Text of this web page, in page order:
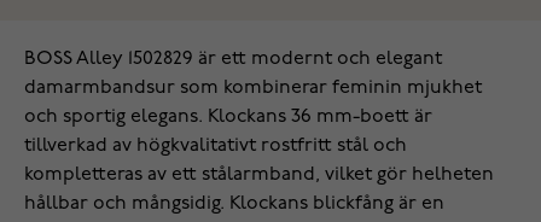
BOSS Alley 1502829 är ett modernt och elegant
damarmbandsur som kombinerar feminin mjukhet
och sportig elegans. Klockans 36 mm-boett är
tillverkad av högkvalitativt rostfritt stål och
kompletteras av ett stålarmband, vilket gör helheten
hållbar och mångsidig. Klockans blickfång är en